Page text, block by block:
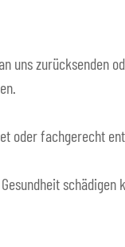
uns zurücksenden
oder fachgerecht
schädigen